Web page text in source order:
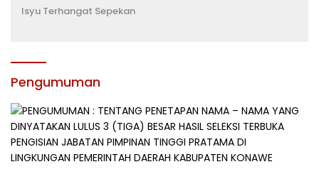
Isyu Terhangat Sepekan
Pengumuman